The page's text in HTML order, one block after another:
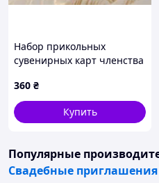
Набор прикольных
сувенирных карт членства
Membership» темно-синие
(3 шт.) / Подарочные ПВХ-
карты для стирки и ро
360 ₴
Купить
Популярные
Свадебные